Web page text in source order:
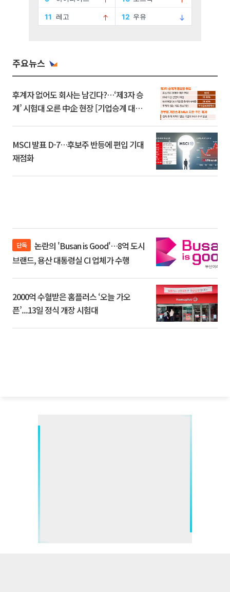
주요뉴스
후계자 없어도 회사는 남긴다?…‘제3자 승
계’ 시험대 오른 中企 현장 [기업승계 대전
MSCI 발표 D-7…후보주 반등에 편입 기대
재점화
단독
브랜드, 용산 대통령실 CI 업체가 수행
2000억 수혈받은 홈플러스 ‘오늘 가오
픈’...13일 정식 개장 시험대